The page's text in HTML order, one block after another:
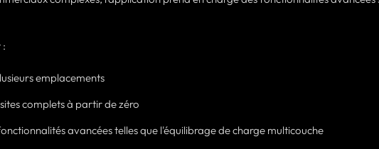
:
emplacements
complets à partir de zéro
avancées telles que l'équilibrage de charge multicouche